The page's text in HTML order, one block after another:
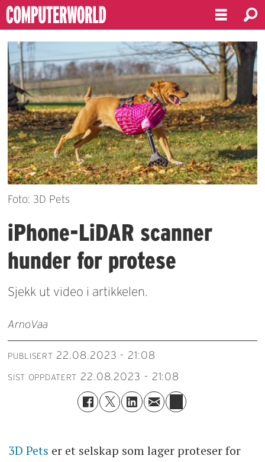
Foto: 3D Pets
iPhone-LiDAR scanner
hunder for protese
Sjekk ut video i artikkelen.
ArnoVaa
PUBLISERT 22.08.2023 - 21:08
SIST OPPDATERT 22.08.2023 - 21:08
3D Pets er et selskap som lager proteser for